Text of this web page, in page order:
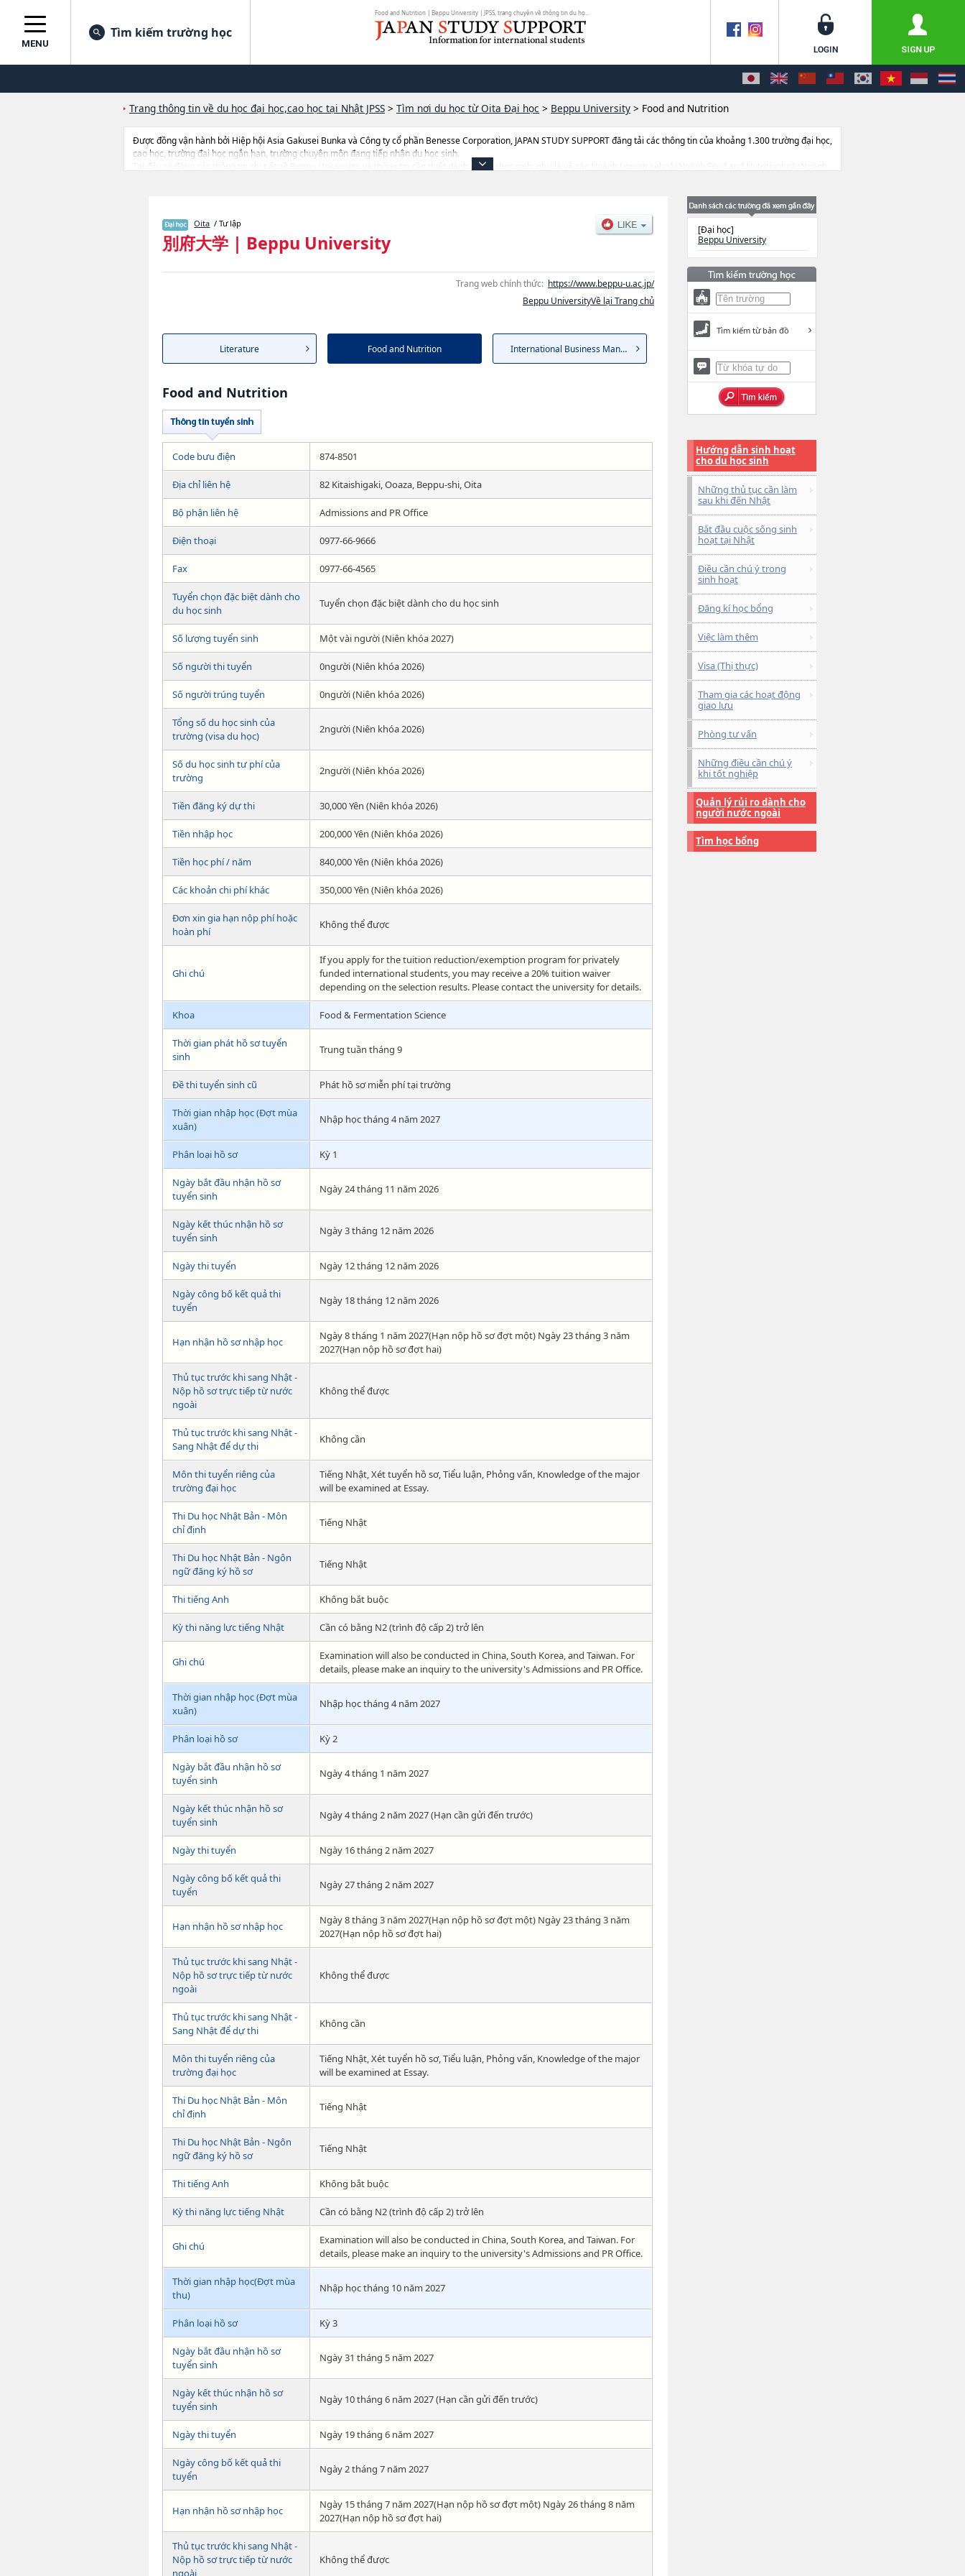
Food and Nutrition | Beppu University | JPSS, trang chuyên về thông tin du họ...
MENU
Tìm kiếm trường học
Trang thông tin về du học đại học,cao học tại Nhật JPSS > Tìm nơi du học từ Oita Đại học > Beppu University > Food and Nutrition
Được đồng vận hành bởi Hiệp hội Asia Gakusei Bunka và Công ty cổ phần Benesse Corporation, JAPAN STUDY SUPPORT đăng tải các thông tin của khoảng 1.300 trường đại học,
cao học, trường đại học ngắn hạn, trường chuyên môn đang tiếp nhận du học sinh.
Tại đây có đăng các thông tin chi tiết về Beppu University, và thông tin cần thiết dành cho du học sinh, như là về các Ngành LiteraturehoặcNgành Food and NutritionhoặcNgành
Oita / Tư lập
別府大学 | Beppu University
Trang web chính thức: https://www.beppu-u.ac.jp/
Beppu UniversityVề lại Trang chủ
Literature Food and Nutrition International Business Mana...
Food and Nutrition
Code bưu điện 874-8501
Địa chỉ liên hệ 82 Kitaishigaki, Ooaza, Beppu-shi, Oita
Bộ phận liên hệ Admissions and PR Office
Điện thoại 0977-66-9666
Fax 0977-66-4565
Tuyển chọn đặc biệt dành cho
du học sinh
Tuyển chọn đặc biệt dành cho du học sinh
Số lượng tuyển sinh Một vài người (Niên khóa 2027)
Số người thi tuyển 0người (Niên khóa 2026)
Số người trúng tuyển 0người (Niên khóa 2026)
Tổng số du học sinh của
trường (visa du học)
2người (Niên khóa 2026)
Số du học sinh tư phí của
trường
2người (Niên khóa 2026)
Tiền đăng ký dự thi 30,000 Yên (Niên khóa 2026)
Tiền nhập học 200,000 Yên (Niên khóa 2026)
Tiền học phí / năm 840,000 Yên (Niên khóa 2026)
Các khoản chi phí khác 350,000 Yên (Niên khóa 2026)
Đơn xin gia hạn nộp phí hoặc
hoàn phí
Không thể được
Ghi chú
If you apply for the tuition reduction/exemption program for privately
funded international students, you may receive a 20% tuition waiver
depending on the selection results. Please contact the university for details.
Khoa Food & Fermentation Science
Thời gian phát hồ sơ tuyển
sinh
Trung tuần tháng 9
Đề thi tuyển sinh cũ Phát hồ sơ miễn phí tại trường
Thời gian nhập học (Đợt mùa
xuân)
Nhập học tháng 4 năm 2027
Phân loại hồ sơ Kỳ 1
Ngày bắt đầu nhận hồ sơ
tuyển sinh
Ngày 24 tháng 11 năm 2026
Ngày kết thúc nhận hồ sơ
tuyển sinh
Ngày 3 tháng 12 năm 2026
Ngày thi tuyển Ngày 12 tháng 12 năm 2026
Ngày công bố kết quả thi
tuyển
Ngày 18 tháng 12 năm 2026
Hạn nhận hồ sơ nhập học
Ngày 8 tháng 1 năm 2027(Hạn nộp hồ sơ đợt một) Ngày 23 tháng 3 năm
2027(Hạn nộp hồ sơ đợt hai)
Thủ tục trước khi sang Nhật -
Nộp hồ sơ trực tiếp từ nước
ngoài
Không thể được
Thủ tục trước khi sang Nhật -
Sang Nhật để dự thi
Không cần
Môn thi tuyển riêng của
trường đại học
Tiếng Nhật, Xét tuyển hồ sơ, Tiểu luận, Phỏng vấn, Knowledge of the major
will be examined at Essay.
Thi Du học Nhật Bản - Môn
chỉ định
Tiếng Nhật
Thi Du học Nhật Bản - Ngôn
ngữ đăng ký hồ sơ
Tiếng Nhật
Thi tiếng Anh Không bắt buộc
Kỳ thi năng lực tiếng Nhật Cần có bằng N2 (trình độ cấp 2) trở lên
Ghi chú
Examination will also be conducted in China, South Korea, and Taiwan. For
details, please make an inquiry to the university's Admissions and PR Office.
Thời gian nhập học (Đợt mùa
xuân)
Nhập học tháng 4 năm 2027
Phân loại hồ sơ Kỳ 2
Ngày bắt đầu nhận hồ sơ
tuyển sinh
Ngày 4 tháng 1 năm 2027
Ngày kết thúc nhận hồ sơ
tuyển sinh
Ngày 4 tháng 2 năm 2027 (Hạn cần gửi đến trước)
Ngày thi tuyển Ngày 16 tháng 2 năm 2027
Ngày công bố kết quả thi
tuyển
Ngày 27 tháng 2 năm 2027
Hạn nhận hồ sơ nhập học
Ngày 8 tháng 3 năm 2027(Hạn nộp hồ sơ đợt một) Ngày 23 tháng 3 năm
2027(Hạn nộp hồ sơ đợt hai)
Thủ tục trước khi sang Nhật -
Nộp hồ sơ trực tiếp từ nước
ngoài
Không thể được
Thủ tục trước khi sang Nhật -
Sang Nhật để dự thi
Không cần
Môn thi tuyển riêng của
trường đại học
Tiếng Nhật, Xét tuyển hồ sơ, Tiểu luận, Phỏng vấn, Knowledge of the major
will be examined at Essay.
Thi Du học Nhật Bản - Môn
chỉ định
Tiếng Nhật
Thi Du học Nhật Bản - Ngôn
ngữ đăng ký hồ sơ
Tiếng Nhật
Thi tiếng Anh Không bắt buộc
Kỳ thi năng lực tiếng Nhật Cần có bằng N2 (trình độ cấp 2) trở lên
Ghi chú
Examination will also be conducted in China, South Korea, and Taiwan. For
details, please make an inquiry to the university's Admissions and PR Office.
Thời gian nhập học(Đợt mùa
thu)
Nhập học tháng 10 năm 2027
Phân loại hồ sơ Kỳ 3
Ngày bắt đầu nhận hồ sơ
tuyển sinh
Ngày 31 tháng 5 năm 2027
Ngày kết thúc nhận hồ sơ
tuyển sinh
Ngày 10 tháng 6 năm 2027 (Hạn cần gửi đến trước)
Ngày thi tuyển Ngày 19 tháng 6 năm 2027
Ngày công bố kết quả thi
tuyển
Ngày 2 tháng 7 năm 2027
Hạn nhận hồ sơ nhập học
Ngày 15 tháng 7 năm 2027(Hạn nộp hồ sơ đợt một) Ngày 26 tháng 8 năm
2027(Hạn nộp hồ sơ đợt hai)
Thủ tục trước khi sang Nhật -
Nộp hồ sơ trực tiếp từ nước
ngoài
Không thể được
[Đại học]
Beppu University
Tìm kiếm từ bản đồ
Hướng dẫn sinh hoạt
cho du học sinh
Những thủ tục cần làm
sau khi đến Nhật
Bắt đầu cuộc sống sinh
hoạt tại Nhật
Điều cần chú ý trong
sinh hoạt
Đăng kí học bổng
Việc làm thêm
Visa (Thị thực)
Tham gia các hoạt động
giao lưu
Phòng tư vấn
Những điều cần chú ý
khi tốt nghiệp
Quản lý rủi ro dành cho
người nước ngoài
Tìm học bổng